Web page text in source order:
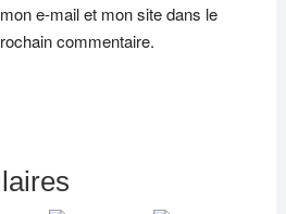
e-mail et mon site dans le
commentaire.